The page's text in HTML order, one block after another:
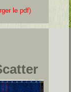
le pdf)